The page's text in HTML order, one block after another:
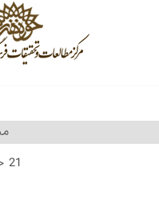
21 خرداد 1402